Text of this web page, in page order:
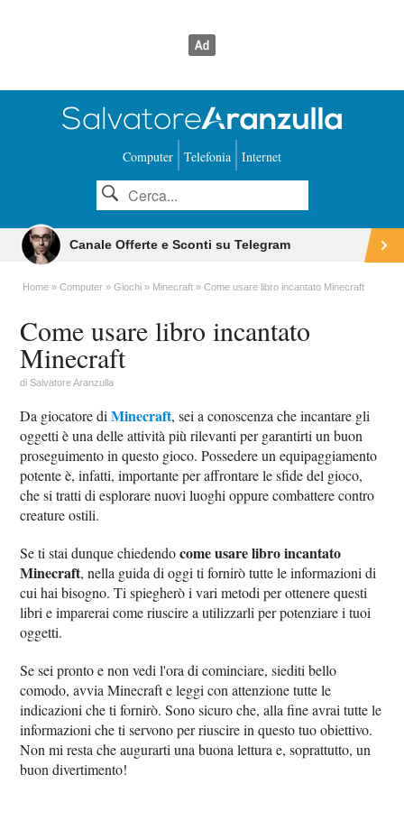
Computer Telefonia Internet
Canale Offerte e Sconti su Telegram
Home Computer Giochi Minecraft Come usare libro incantato Minecraft
Come usare libro incantato
Minecraft
diSalvatore Aranzulla
Da giocatore diMinecraft, sei a conoscenza che incantare gli
oggetti è una delle attività più rilevanti per garantirti un buon
proseguimento in questo gioco. Possedere un equipaggiamento
potente è, infatti, importante per affrontare le sfide del gioco,
che si tratti di esplorare nuovi luoghi oppure combattere contro
creature ostili.
Se ti stai dunque chiedendocome usare libro incantato
Minecraft, nella guida di oggi ti fornirò tutte le informazioni di
cui hai bisogno. Ti spiegherò i vari metodi per ottenere questi
libri e imparerai come riuscire a utilizzarli per potenziare i tuoi
oggetti.
Se sei pronto e non vedi l'ora di cominciare, siediti bello
comodo, avvia Minecraft e leggi con attenzione tutte le
indicazioni che ti fornirò. Sono sicuro che, alla fine avrai tutte le
informazioni che ti servono per riuscire in questo tuo obiettivo.
Non mi resta che augurarti una buona lettura e, soprattutto, un
buon divertimento!